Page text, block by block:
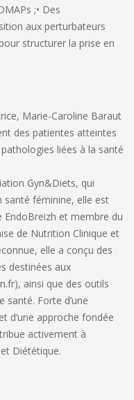
;• Des
aux perturbateurs
structurer la prise en
Marie-Caroline Baraut
des patientes atteintes
liées à la santé
Gyn&Diets, qui
santé féminine, elle est
et membre du
de Nutrition Clinique et
elle a conçu des
destinées aux
ainsi que des outils
santé. Forte d’une
d’une approche fondée
activement à
Diététique.